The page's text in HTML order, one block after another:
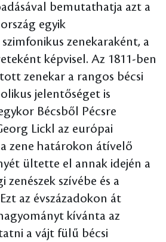
bemutathatja azt a
egyik
zenekaraként, a
képvisel. Az 1811-ben
zenekar a rangos bécsi
jelentőséget is
Bécsből Pécsre
Lickl az európai
zene határokon átívelő
ültette el annak idején a
zenészek szívébe és a
az évszázadokon át
kívánta az
a vájt fülű bécsi